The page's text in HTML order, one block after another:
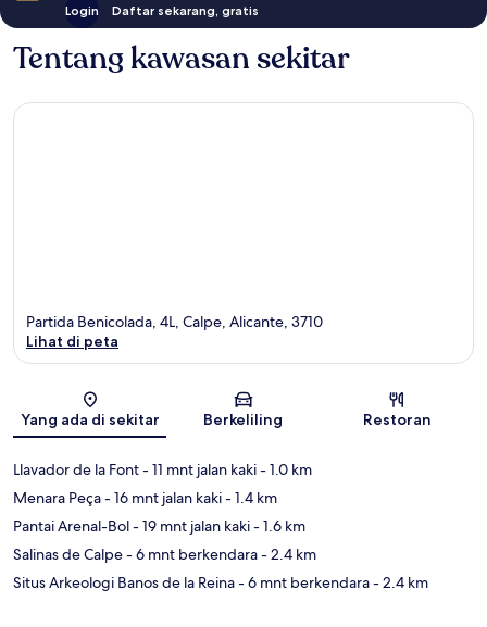
Login Daftar sekarang, gratis
Tentang kawasan sekitar
Peta
Partida Benicolada, 4L, Calpe, Alicante, 3710
Lihat di peta
Yang ada di sekitar Berkeliling Restoran
Llavador de la Font- 11 mnt jalan kaki- 1.0 km
Menara Peça- 16 mnt jalan kaki- 1.4 km
Pantai Arenal-Bol- 19 mnt jalan kaki- 1.6 km
Salinas de Calpe- 6 mnt berkendara- 2.4 km
Situs Arkeologi Banos de la Reina- 6 mnt berkendara- 2.4 km